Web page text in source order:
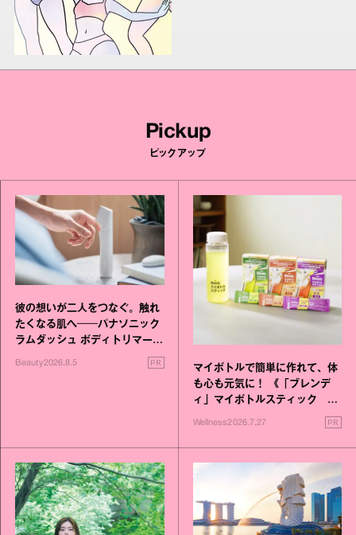
Pickup
ピックアップ
彼の想いが二人をつなぐ。触れ
たくなる肌へ──パナソニック
ラムダッシュ ボディトリマーが
Beauty2026.8.5 PR
マイボトルで簡単に作れて、体
も心も元気に！ 《「ブレンデ
ィ」マイボトルスティック い
いこと毎日》シリーズが誕生
Wellness2026.7.27 PR